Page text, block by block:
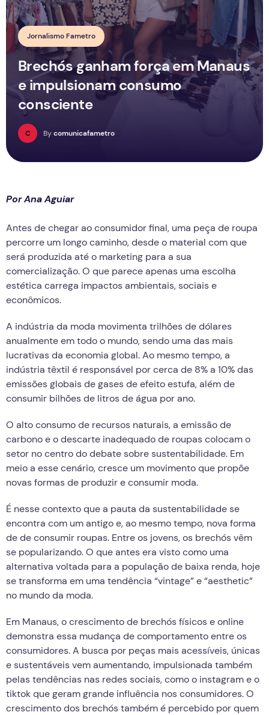
Jornalismo Fametro
Brechós ganham força em Manaus
e impulsionam consumo
consciente
C Bycomunicafametro
Por Ana Aguiar
Antes de chegar ao consumidor final, uma peça de roupa
percorre um longo caminho, desde o material com que
será produzida até o marketing para a sua
comercialização. O que parece apenas uma escolha
estética carrega impactos ambientais, sociais e
econômicos.
A indústria da moda movimenta trilhões de dólares
anualmente em todo o mundo, sendo uma das mais
lucrativas da economia global. Ao mesmo tempo, a
indústria têxtil é responsável por cerca de 8% a 10% das
emissões globais de gases de efeito estufa, além de
consumir bilhões de litros de água por ano.
O alto consumo de recursos naturais, a emissão de
carbono e o descarte inadequado de roupas colocam o
setor no centro do debate sobre sustentabilidade. Em
meio a esse cenário, cresce um movimento que propõe
novas formas de produzir e consumir moda.
É nesse contexto que a pauta da sustentabilidade se
encontra com um antigo e, ao mesmo tempo, nova forma
de de consumir roupas. Entre os jovens, os brechós vêm
se popularizando. O que antes era visto como uma
alternativa voltada para a população de baixa renda, hoje
se transforma em uma tendência “vintage” e “aesthetic”
no mundo da moda.
Em Manaus, o crescimento de brechós físicos e online
demonstra essa mudança de comportamento entre os
consumidores. A busca por peças mais acessíveis, únicas
e sustentáveis vem aumentando, impulsionada também
pelas tendências nas redes sociais, como o instagram e o
tiktok que geram grande influência nos consumidores. O
crescimento dos brechós também é percebido por quem